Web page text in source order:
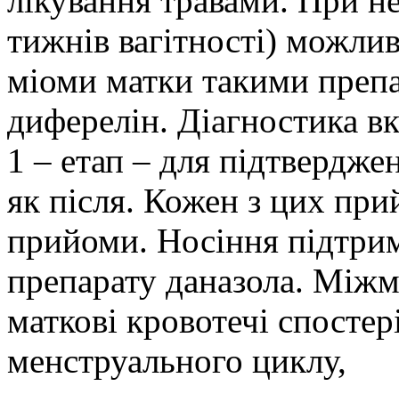
тижнів вагітності)
міоми матки такими
диферелін. Діагностика
1 – етап – для
як після. Кожен з цих
прийоми. Носіння
препарату даназола.
маткові кровотечі
менструального циклу,